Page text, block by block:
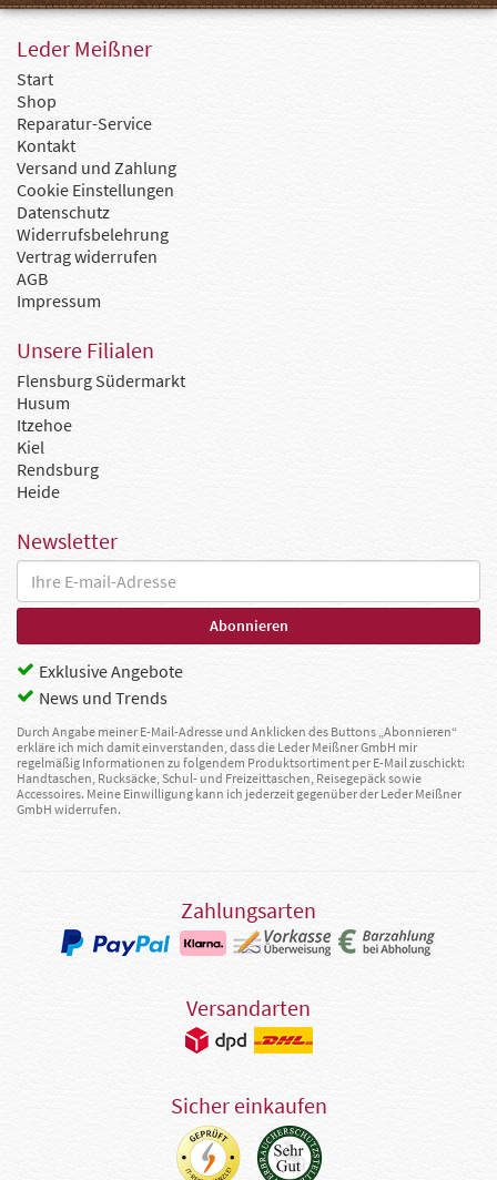
Leder Meißner
Start
Shop
Reparatur-Service
Kontakt
Versand und Zahlung
Cookie Einstellungen
Datenschutz
Widerrufsbelehrung
Vertrag widerrufen
AGB
Impressum
Unsere Filialen
Flensburg Südermarkt
Husum
Itzehoe
Kiel
Rendsburg
Heide
Newsletter
Exklusive Angebote
News und Trends
Durch Angabe meiner E-Mail-Adresse und Anklicken des Buttons „Abonnieren“
erkläre ich mich damit einverstanden, dass die Leder Meißner GmbH mir
regelmäßig Informationen zu folgendem Produktsortiment per E-Mail zuschickt:
Handtaschen, Rucksäcke, Schul- und Freizeittaschen, Reisegepäck sowie
Accessoires. Meine Einwilligung kann ich jederzeit gegenüber der Leder Meißner
GmbH widerrufen.
Zahlungsarten
Versandarten
Sicher einkaufen